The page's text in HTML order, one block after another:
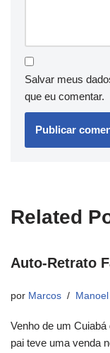
Salvar meus
que eu comentar.
Related
Auto-Retrato
por Marcos
Venho de um
pai teve uma venda